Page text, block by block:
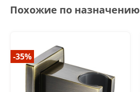
Похожие по назначению
-35%